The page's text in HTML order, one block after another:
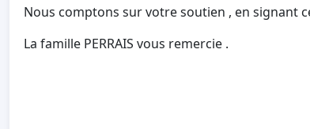
Nous comptons sur votre soutien , en signant
La famille PERRAIS vous remercie .